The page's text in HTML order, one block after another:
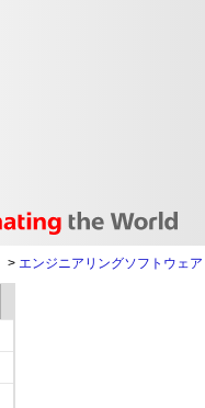
> エンジニアリングソフトウェア